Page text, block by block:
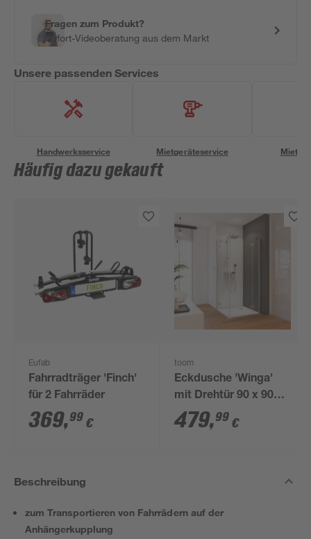
Fragen zum Produkt?
Sofort-Videoberatung aus dem Markt
Unsere passenden Services
Handwerksservice Mietgeräteservice
Häufig dazu gekauft
Eufab
Fahrradträger 'Finch'
für 2 Fahrräder
369,99 €
toom
Eckdusche 'Winga'
mit Drehtür 90 x 90
cm chrom
479,99 €
Beschreibung
zum Transportieren von Fahrrädern auf der
Anhängerkupplung